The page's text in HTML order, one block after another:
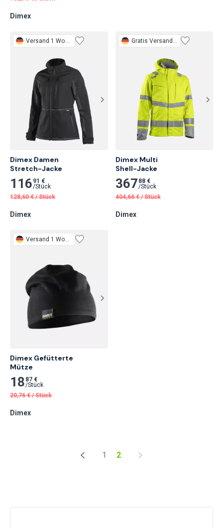
Dimex
Versand 1 Woche
Dimex Damen
Stretch-Jacke
116 91 €
/Stück
128,60 € /Stück
Dimex
Gratis Versand 1 Woche
Dimex Multi
Shell-Jacke
367 88 €
/Stück
404,66 € /Stück
Dimex
Versand 1 Woche
Dimex Gefütterte
Mütze
18 87 €
/Stück
20,76 € /Stück
Dimex
1 2